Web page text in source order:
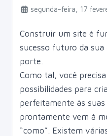
segunda-feira, 17
Construir um site é
sucesso futuro da sua
porte.
Como tal, você
possibilidades para
perfeitamente às suas
prontamente vem à
“como”. Existem